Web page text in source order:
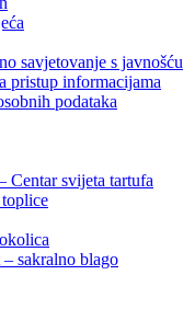
savjetovanje s javnošću
pristup informacijama
podataka
Centar svijeta tartufa
sakralno blago